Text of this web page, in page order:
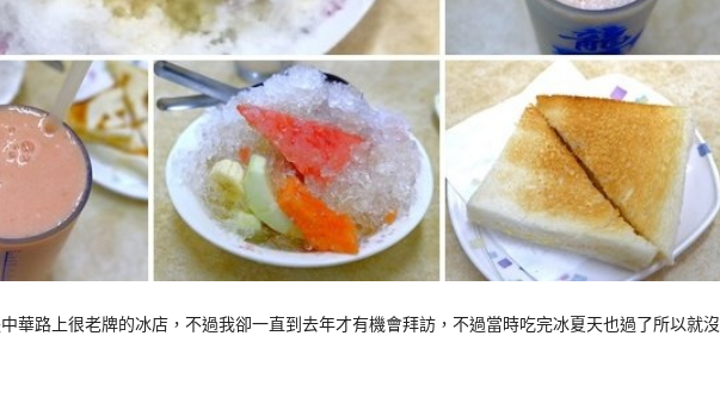
中華路上很老牌的冰店，不過我卻一直到去年才有機會拜訪，不過當時吃完冰夏天也過了所以就沒